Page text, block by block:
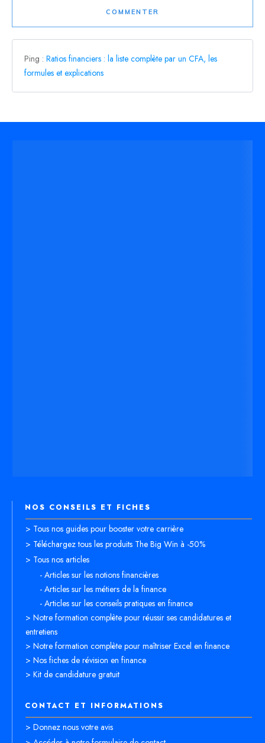
COMMENTER
Ping : Ratios financiers : la liste complète par un CFA, les
formules et explications
NOS CONSEILS ET FICHES
> Tous nos guides pour booster votre carrière
> Téléchargez tous les produits The Big Win à -50%
> Tous nos articles
- Articles sur les notions financières
- Articles sur les métiers de la finance
- Articles sur les conseils pratiques en finance
> Notre formation complète pour réussir ses candidatures et
entretiens
> Notre formation complète pour maîtriser Excel en finance
> Nos fiches de révision en finance
> Kit de candidature gratuit
CONTACT ET INFORMATIONS
> Donnez nous votre avis